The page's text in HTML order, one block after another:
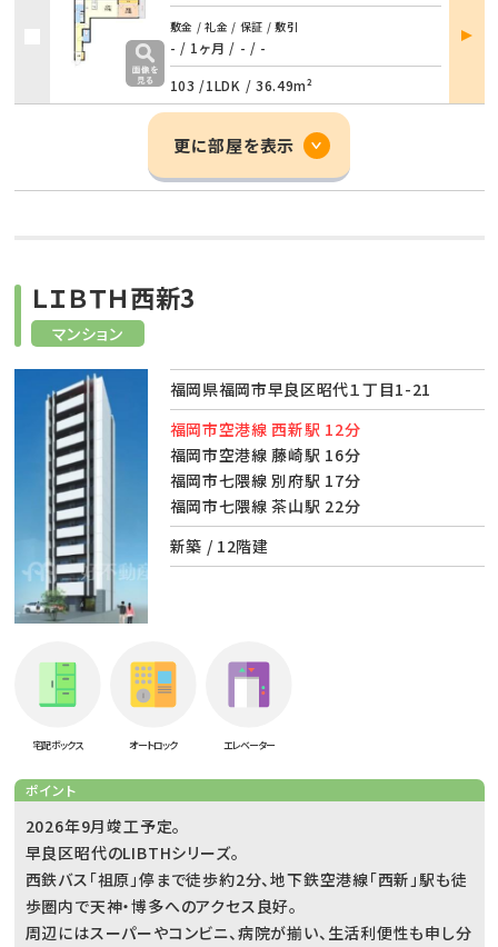
敷金 / 礼金 / 保証 / 敷引
- / 1ヶ月 / - / -
103 /1LDK / 36.49m²
部屋
詳細
更に部屋を表示
マンション
ＬＩＢＴＨ西新3
福岡県福岡市早良区昭代１丁目1-21
福岡市空港線 西新駅 12分
福岡市空港線 藤崎駅 16分
福岡市七隈線 別府駅 17分
福岡市七隈線 茶山駅 22分
新築 / 12階建
宅配ボックス オートロック エレベーター
ポイント
2026年9月竣工予定。
早良区昭代のLIBTHシリーズ。
西鉄バス「祖原」停まで徒歩約2分、地下鉄空港線「西新」駅も徒
歩圏内で天神・博多へのアクセス良好。
周辺にはスーパーやコンビニ、病院が揃い、生活利便性も申し分